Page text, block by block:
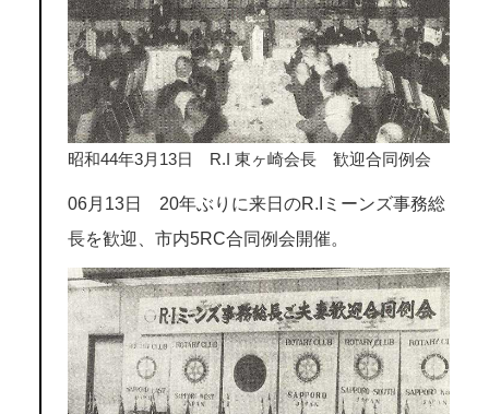
昭和44年3月13日 R.I 東ヶ崎会長 歓迎合同例会
06月13日 20年ぶりに来日のR.Iミーンズ事務総
長を歓迎、市内5RC合同例会開催。